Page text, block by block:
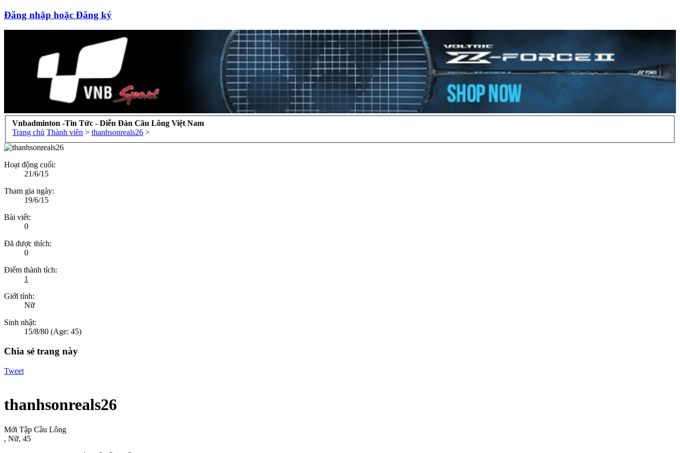
Đăng nhập hoặc Đăng ký
Vnbadminton -Tin Tức - Diễn Đàn Cầu Lông Việt Nam
Trang chủ Thành viên > thanhsonreals26 >
Hoạt động cuối:
21/6/15
Tham gia ngày:
19/6/15
Bài viết:
0
Đã được thích:
0
Điểm thành tích:
1
Giới tính:
Nữ
Sinh nhật:
15/8/80 (Age: 45)
Chia sẻ trang này
Tweet
thanhsonreals26
Mới Tập Cầu Lông
, Nữ, 45